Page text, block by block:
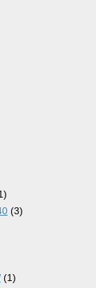
(3)
(1)